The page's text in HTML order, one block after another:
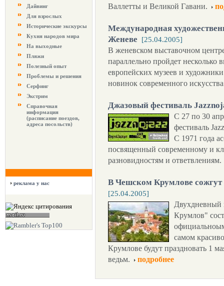
Дайвинг
Для взрослых
Исторические экскурсы
Кухня народов мира
На выходные
Пляжи
Полезный опыт
Проблемы и решения
Серфинг
Экстрим
Справочная
информация
(расписание поездов,
адреса посольств)
реклама у нас
Валлетты и Великой Гавани.
Международная
Женеве
[25.04.2005]
В женевском выставочном
параллельно пройдет несколько
европейских музеев и
новинок современного
Джазовый фестиваль
С 27 по 30
фестиваль
С 1971 года
посвященный современному и
разновидностям и ответвлениям.
В Чешском Крумлове сожгут
[25.04.2005]
Двухдневный
Крумлов"
самом
Крумлове будут праздновать 1
ведьм.
подробнее